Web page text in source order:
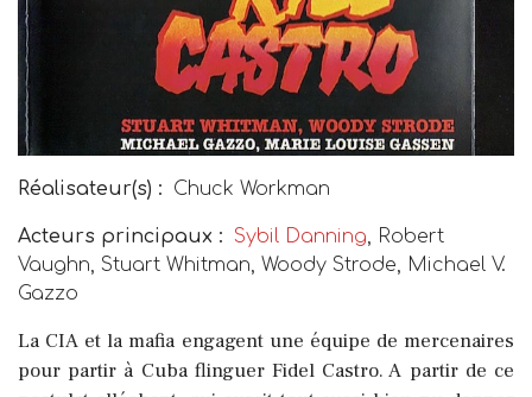
Réalisateur(s) : Chuck Workman
Acteurs principaux : Sybil Danning, Robert
Vaughn, Stuart Whitman, Woody Strode, Michael V.
Gazzo
La CIA et la mafia engagent une équipe de mercenaires
pour partir à Cuba flinguer Fidel Castro. A partir de ce